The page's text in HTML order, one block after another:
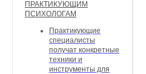
ПРАКТИКУЮЩИМ
ПСИХОЛОГАМ
Практикующие
специалисты
получат конкретные
техники и
инструменты для